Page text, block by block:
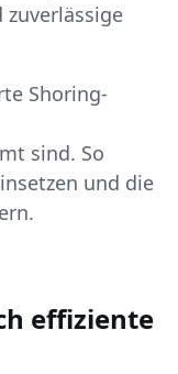
Shoring-
sind. So
und die
effiziente